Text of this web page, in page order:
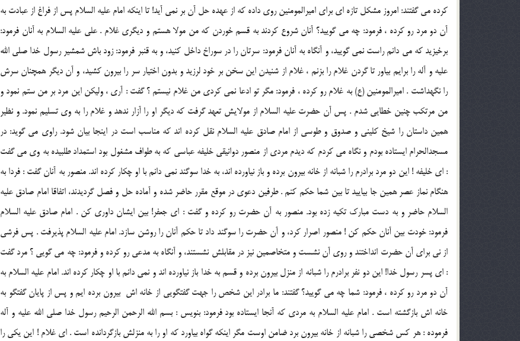
كرده مي گفتند: امروز مشكل تازه اي براي اميرالمومنين روي داده كه از عهده حل آن بر نمي آيد! تا اينكه امام عليه السلام پس از فراغ از عبادت به
آن دو مرد رو كرده ، فرمود: چه مي گوييد؟ آنان شروع كردند به قسم خوردن كه من مولا هستم و ديگري غلام . علي عليه السلام به آنان فرمود:
برخيزيد كه مي دانم راست نمي گوييد، و آنگاه به آنان فرمود: سرتان را در سوراخ داخل كنيد، و به قنبر فرمود: زود باش شمشير رسول خدا صلي الله
عليه و آله را برايم بياور تا گردن غلام را بزنم ، غلام از شنيدن اين سخن بر خود لرزيد و بدون اختيار سر را بيرون كشيد، و آن ديگر همچنان سرش
را نگهداشت . اميرالمومنين (ع) به غلام رو كرده ، فرمود: مگر تو ادعا نمي كردي من غلام نيستم ؟ گفت : آري ، وليكن اين مرد بر من ستم نمود و
من مرتكب چنين خطايي شدم . پس آن حضرت عليه السلام از مولايش تعهد گرفت كه ديگر او را آزار ندهد و غلام را به وي تسليم نمود. و نظير
همين داستان را شيخ كليني و صدوق و طوسي از امام صادق عليه السلام نقل كرده اند كه مناسب است در اينجا بيان شود. راوي مي گويد: در
مسجدالحرام ايستاده بودم و نگاه مي كردم كه ديدم مردي از منصور دوانيقي خليفه عباسي كه به طواف مشغول بود استمداد طلبيده به وي مي گفت
: اي خليفه ! اين دو مرد برادرم را شبانه از خانه بيرون برده و باز نياورده اند، به خدا سوگند نمي دانم با او چكار كرده اند. منصور به آنان گفت : فردا به
هنگام نماز عصر همين جا بياييد تا بين شما حكم كنم . طرفين دعوي در موقع مقرر حاضر شده و آماده حل و فصل گرديدند، اتفاقا امام صادق عليه
السلام حاضر و به دست مبارك تكيه زده بود. منصور به آن حضرت رو كرده و گفت : اي جعفر! بين ايشان داوري كن . امام صادق عليه السلام
فرمود: خودت بين آنان حكم كن ! منصور اصرار كرد، و آن حضرت را سوگند داد تا حكم آنان را روشن سازد. امام عليه السلام پذيرفت . پس فرشي
از ني براي آن حضرت انداختند و روي آن نشست و متخاصمين نيز در مقابلش نشستند، و آنگاه به مدعي رو كرده و فرمود: چه مي گويي ؟ مرد گفت
: اي پسر رسول خدا! اين دو نفر برادرم را شبانه از منزل بيرون برده و قسم به خدا باز نياورده اند و نمي دانم با او چكار كرده اند. امام عليه السلام به
آن دو مرد رو كرده ، فرمود: شما چه مي گوييد؟ گفتند: ما برادر اين شخص را جهت گفتگويي از خانه اش ‍ بيرون برده ايم و پس از پايان گفتگو به
خانه اش بازگشته است . امام عليه السلام به مردي كه آنجا ايستاده بود فرمود: بنويس : بسم الله الرحمن الرحيم رسول خدا صلي الله عليه و آله
فرموده : هر كس شخصي را شبانه از خانه بيرون برد ضامن اوست مگر اينكه گواه بياورد كه او را به منزلش بازگردانده است . اي غلام ! اين يكي را